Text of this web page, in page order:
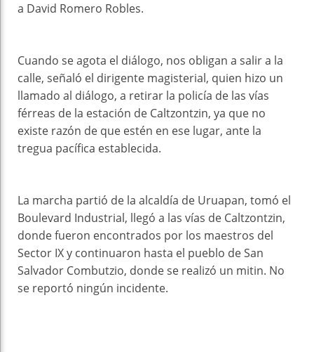
a David Romero Robles.
Cuando se agota el diálogo, nos obligan a salir a la
calle, señaló el dirigente magisterial, quien hizo un
llamado al diálogo, a retirar la policía de las vías
férreas de la estación de Caltzontzin, ya que no
existe razón de que estén en ese lugar, ante la
tregua pacífica establecida.
La marcha partió de la alcaldía de Uruapan, tomó el
Boulevard Industrial, llegó a las vías de Caltzontzin,
donde fueron encontrados por los maestros del
Sector IX y continuaron hasta el pueblo de San
Salvador Combutzio, donde se realizó un mitin. No
se reportó ningún incidente.